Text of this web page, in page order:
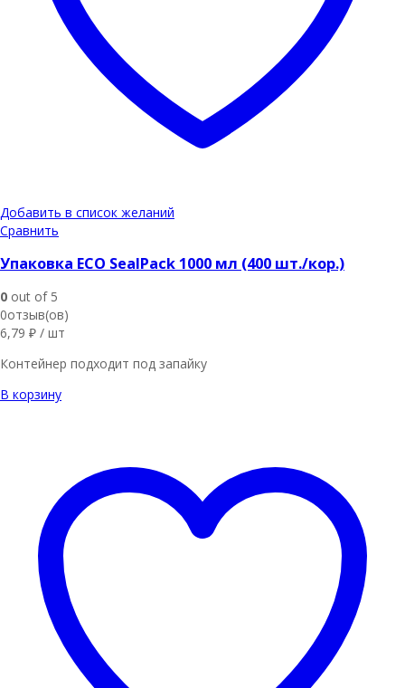
Добавить в список желаний
Сравнить
Упаковка ECO SealPack 1000 мл (400 шт./кор.)
0 out of 5
0отзыв(ов)
6,79 ₽ / шт
Контейнер подходит под запайку
В корзину